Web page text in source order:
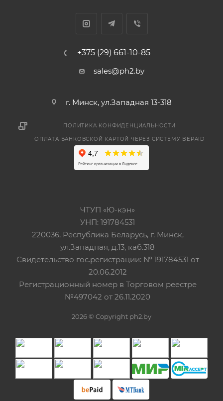
+375 (29) 661-10-85
sales@ph2.by
г. Минск, ул.Западная 13-318
ПОЛИТИКА КОНФИДЕНЦИАЛЬНОСТИ
ОПЛАТА БАНКОВСКОЙ КАРТОЙ ЧЕРЕЗ СИСТЕМУ BEPAID
ЧТУП «Ю-кэн»
УНП: 191784531
220036, Республика Беларусь, г. Минск,
ул.Западная, д.13, каб.318
Свидетельство гос.регистрации: № 191784531 от
20.06.2012
Регистрационный номер в Торговом реестре
№497042 от 26.11.2020
2026 © Copyright ph2.by